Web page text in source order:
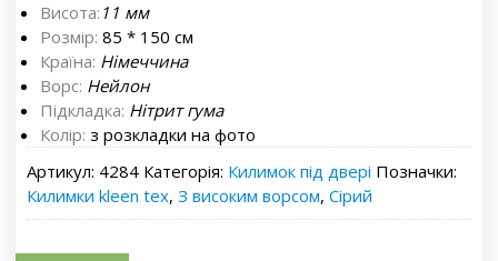
Висота: 11 мм
Розмір: 85 * 150 см
Країна: Німеччина
Ворс: Нейлон
Підкладка: Нітрит гума
Колір: з розкладки на фото
Артикул: 4284 Категорія: Килимок під двері Позначки:
Килимки kleen tex, З високим ворсом, Сірий